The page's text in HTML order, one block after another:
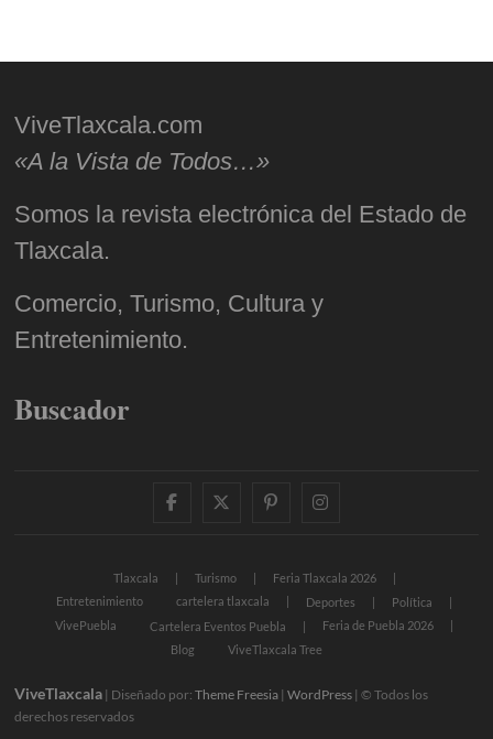
ViveTlaxcala.com
«A la Vista de Todos…»
Somos la revista electrónica del Estado de
Tlaxcala.
Comercio, Turismo, Cultura y
Entretenimiento.
Buscador
facebooktwitter
pinterestinstagram
Tlaxcala Turismo
Feria Tlaxcala 2026
Entretenimiento
cartelera tlaxcala Deportes
Política
VivePuebla
Cartelera Eventos Puebla
Feria de Puebla 2026
Blog
ViveTlaxcala Tree
ViveTlaxcala | Diseñado por:Theme Freesia |WordPress | © Todos los
derechos reservados